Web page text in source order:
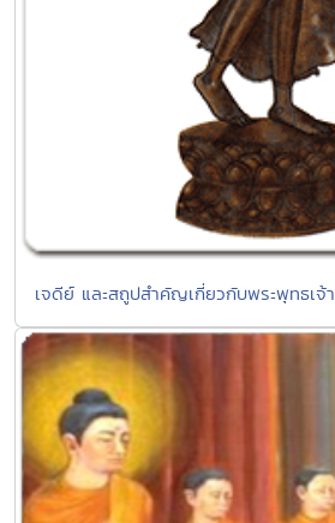
เจดีย์ และสถูปสำคัญเกี่ยวกับพระพุทธเจ้า